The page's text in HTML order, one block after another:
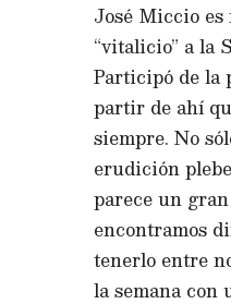
José Miccio
“vitalicio” a la
Participó de la
partir de ahí
siempre. No
erudición
parece un
encontramos
tenerlo entre
la semana